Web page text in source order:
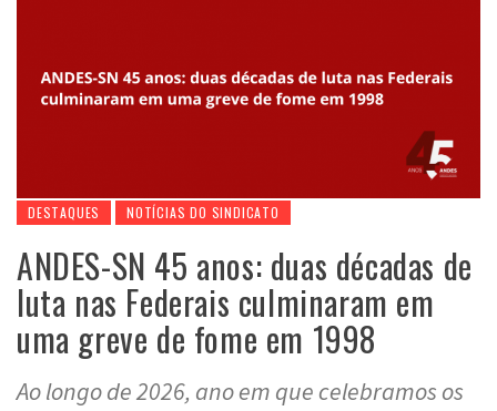
DESTAQUES NOTÍCIAS DO SINDICATO
ANDES-SN 45 anos: duas décadas de
luta nas Federais culminaram em
uma greve de fome em 1998
Ao longo de 2026, ano em que celebramos os